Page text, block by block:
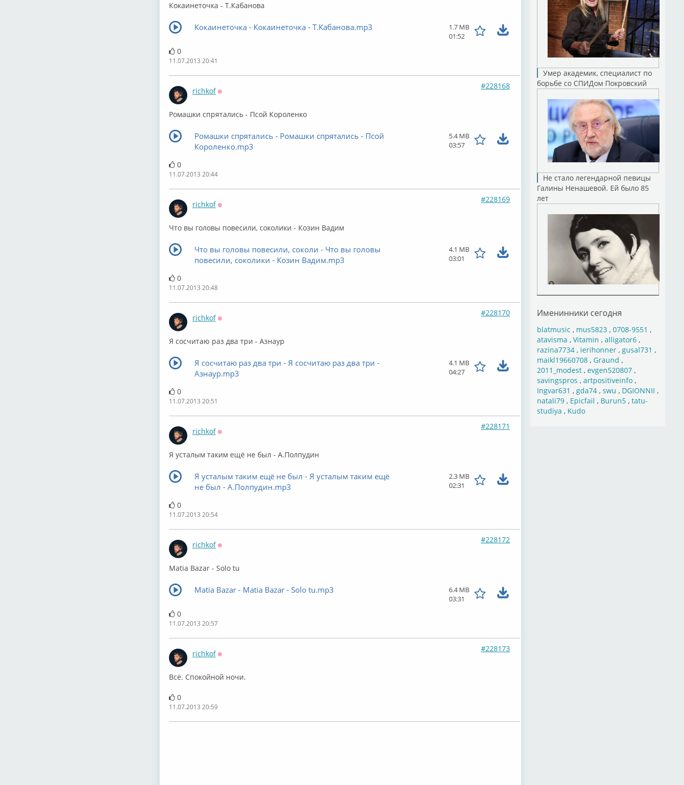
Кокаинеточка - Т.Кабанова
Кокаинеточка - Кокаинеточка - Т.Кабанова.mp3
1.7 MB
01:52
0
11.07.2013 20:41
richkof
#228168
Ромашки спрятались - Псой Короленко
Ромашки спрятались - Ромашки спрятались - Псой
Короленко.mp3
5.4 MB
03:57
0
11.07.2013 20:44
richkof
#228169
Что вы головы повесили, соколики - Козин Вадим
Что вы головы повесили, соколи - Что вы головы
повесили, соколики - Козин Вадим.mp3
4.1 MB
03:01
0
11.07.2013 20:48
richkof
#228170
Я сосчитаю раз два три - Азнаур
Я сосчитаю раз два три - Я сосчитаю раз два три -
Азнаур.mp3
4.1 MB
04:27
0
11.07.2013 20:51
richkof
#228171
Я усталым таким ещё не был - А.Полпудин
Я усталым таким ещё не был - Я усталым таким ещё
не был - А.Полпудин.mp3
2.3 MB
02:31
0
11.07.2013 20:54
richkof
#228172
Matia Bazar - Solo tu
Matia Bazar - Matia Bazar - Solo tu.mp3
6.4 MB
03:31
0
11.07.2013 20:57
richkof
#228173
Всё. Спокойной ночи.
0
11.07.2013 20:59
Умер академик, специалист по
борьбе со СПИДом Покровский
Не стало легендарной певицы
Галины Ненашевой. Ей было 85
лет
Именинники сегодня
blatmusic , mus5823, 0708-9551 ,
atavisma , Vitamin , alligator6,
razina7734, ierihonner, gusal731 ,
maikl19660708, Graund ,
2011_modest, evgen520807,
savingspros , artpositiveinfo,
Ingvar631 , gda74, swu , DGIONNII ,
natali79, Epicfail , Burun5, tatu-
studiya , Kudo